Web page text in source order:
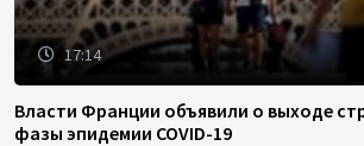
17:14
Власти Франции объявили о выходе
фазы эпидемии COVID-19